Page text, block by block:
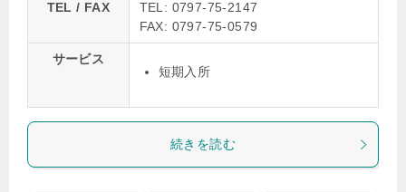
TEL / FAX
TEL: 0797-75-2147
FAX: 0797-75-0579
サービス
短期入所
続きを読む